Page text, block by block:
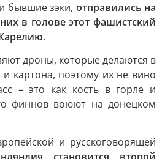
бывшие зэки, отправились на
в голове этот фашистский
.
дроны, которые делаются в
картона, поэтому их не вино
– это как кость в горле и
финнов воюют на донецком
и русскоговорящей